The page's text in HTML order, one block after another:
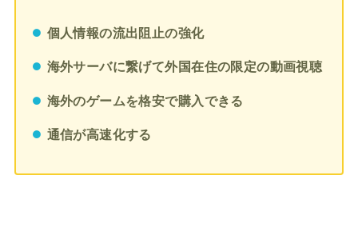
個人情報の流出阻止の強化
海外サーバに繋げて外国在住の限定の動画視聴
海外のゲームを格安で購入できる
通信が高速化する